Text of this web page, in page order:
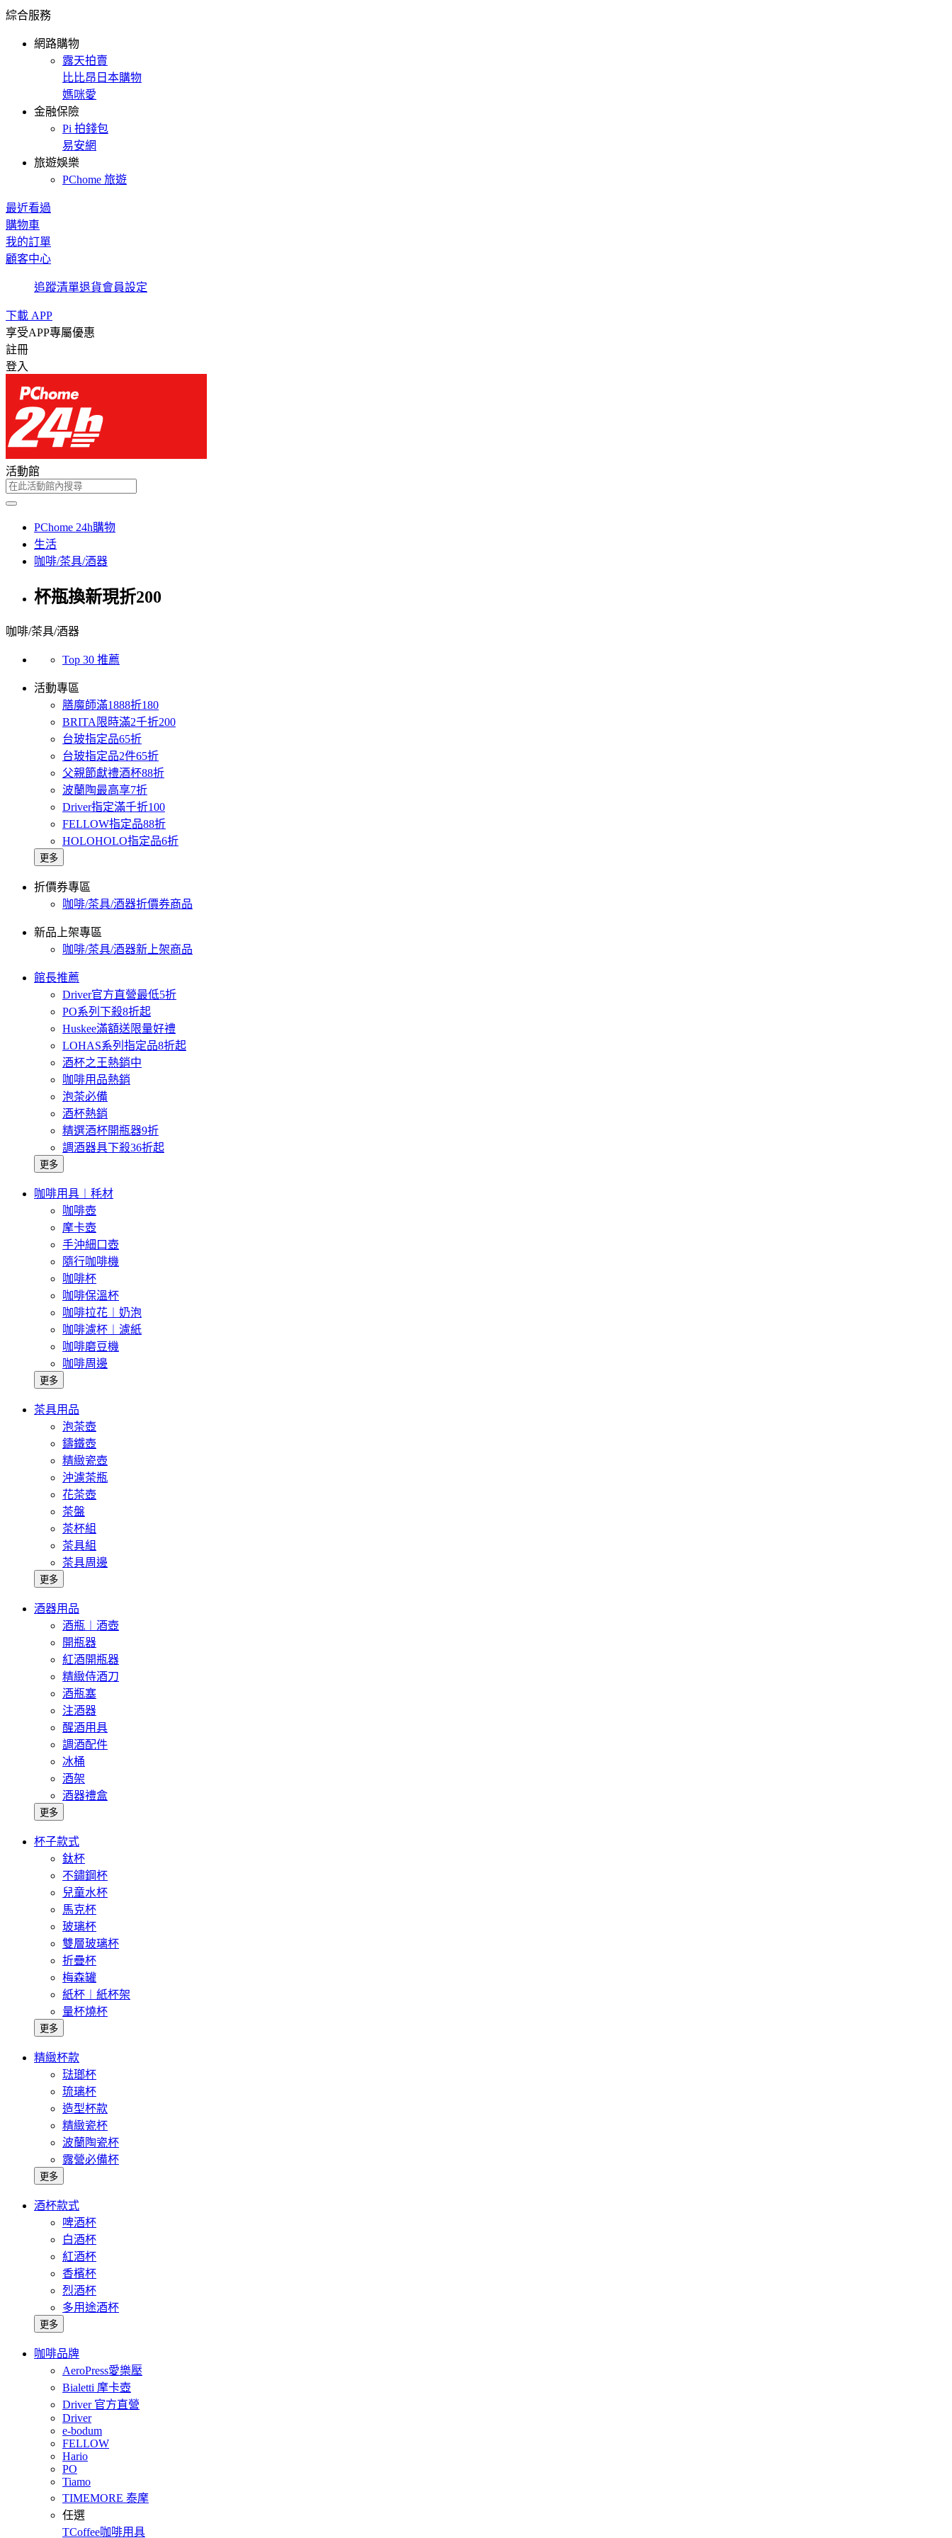
綜合服務
網路購物
露天拍賣
比比昂日本購物
媽咪愛
金融保險
Pi 拍錢包
易安網
旅遊娛樂
PChome 旅遊
最近看過
購物車
我的訂單
顧客中心
追蹤清單退貨會員設定
下載 APP
享受APP專屬優惠
註冊
登入
活動館
PChome 24h購物
生活
咖啡/茶具/酒器
杯瓶換新現折200
咖啡/茶具/酒器
Top 30 推薦
活動專區
膳魔師滿1888折180
BRITA限時滿2千折200
台玻指定品65折
台玻指定品2件65折
父親節獻禮酒杯88折
波蘭陶最高享7折
Driver指定滿千折100
FELLOW指定品88折
HOLOHOLO指定品6折
更多
折價券專區
咖啡/茶具/酒器折價券商品
新品上架專區
咖啡/茶具/酒器新上架商品
館長推薦
Driver官方直營最低5折
PO系列下殺8折起
Huskee滿額送限量好禮
LOHAS系列指定品8折起
酒杯之王熱銷中
咖啡用品熱銷
泡茶必備
酒杯熱銷
精選酒杯開瓶器9折
調酒器具下殺36折起
更多
咖啡用具︱秏材
咖啡壺
摩卡壺
手沖細口壺
隨行咖啡機
咖啡杯
咖啡保溫杯
咖啡拉花︱奶泡
咖啡濾杯︱濾紙
咖啡磨豆機
咖啡周邊
更多
茶具用品
泡茶壺
鑄鐵壺
精緻瓷壺
沖濾茶瓶
花茶壺
茶盤
茶杯組
茶具組
茶具周邊
更多
酒器用品
酒瓶︱酒壺
開瓶器
紅酒開瓶器
精緻侍酒刀
酒瓶塞
注酒器
醒酒用具
調酒配件
冰桶
酒架
酒器禮盒
更多
杯子款式
鈦杯
不鏽鋼杯
兒童水杯
馬克杯
玻璃杯
雙層玻璃杯
折疊杯
梅森罐
紙杯︱紙杯架
量杯燒杯
更多
精緻杯款
琺瑯杯
琉璃杯
造型杯款
精緻瓷杯
波蘭陶瓷杯
露營必備杯
更多
酒杯款式
啤酒杯
白酒杯
紅酒杯
香檳杯
烈酒杯
多用途酒杯
更多
咖啡品牌
AeroPress愛樂壓
Bialetti 摩卡壺
Driver 官方直營
Driver
e-bodum
FELLOW
Hario
PO
Tiamo
TIMEMORE 泰摩
任選
TCoffee咖啡用具